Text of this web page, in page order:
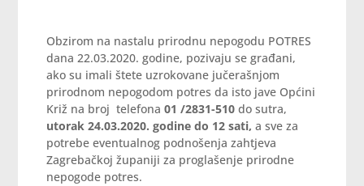
Obzirom na nastalu prirodnu nepogodu POTRES
dana 22.03.2020. godine, pozivaju se građani,
ako su imali štete uzrokovane jučerašnjom
prirodnom nepogodom potres da isto jave Općini
Križ na broj telefona01 /2831-510 do sutra,
utorak 24.03.2020. godine do 12 sati,a sve za
potrebe eventualnog podnošenja zahtjeva
Zagrebačkoj županiji za proglašenje prirodne
nepogode potres.